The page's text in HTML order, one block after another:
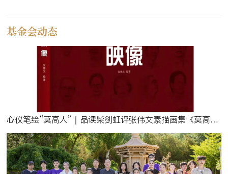
基金会动态
心仪笔绘“莫高人”｜品读柴剑虹评张伟文素描画集《莫高映像》